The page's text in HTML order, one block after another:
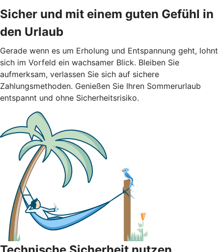
Sicher und mit einem guten Gefühl in
den Urlaub
Gerade wenn es um Erholung und Entspannung geht, lohnt
sich im Vorfeld ein wachsamer Blick. Bleiben Sie
aufmerksam, verlassen Sie sich auf sichere
Zahlungsmethoden. Genießen Sie Ihren Sommerurlaub
entspannt und ohne Sicherheitsrisiko.